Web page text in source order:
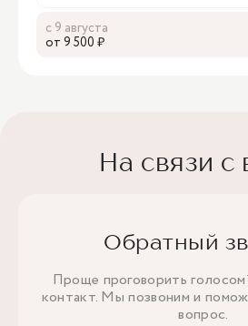
с 9 августа
oт 9 500 ₽
На связи с
Обратный
Проще проговорить
контакт. Мы позвоним и
вопрос.